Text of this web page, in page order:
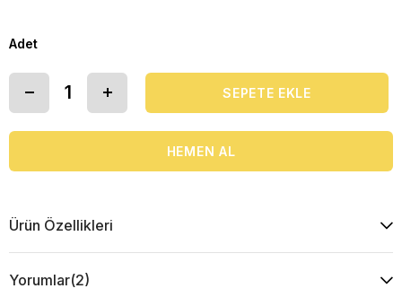
Adet
Ürün Özellikleri
Yorumlar(2)